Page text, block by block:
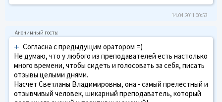
14.04.2011 00:53
+ Согласна с предыдущим оратором =)
Не думаю, что у любого из преподавателей есть настолько
много времени, чтобы сидеть и голосовать за себя, писать
отзывы целыми днями.
Насчет Светланы Владимировны, она - самый прелестный и
отзывчивый человек, шикарный преподаватель, который